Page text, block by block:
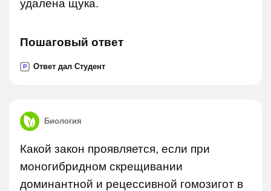
удалена щука.
Пошаговый ответ
P Ответ дал Студент
Биология
Какой закон проявляется, если при
моногибридном скрещивании
доминантной и рецессивной гомозигот в